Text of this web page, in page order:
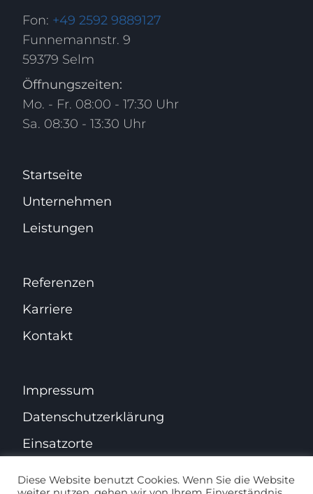
Fon: +49 2592 9889127
Funnemannstr. 9
59379 Selm
Öffnungszeiten:
Mo. - Fr. 08:00 - 17:30 Uhr
Sa. 08:30 - 13:30 Uhr
Startseite
Unternehmen
Leistungen
Referenzen
Karriere
Kontakt
Impressum
Datenschutz­erklärung
Einsatzorte
Diese Website benutzt Cookies. Wenn Sie die Website